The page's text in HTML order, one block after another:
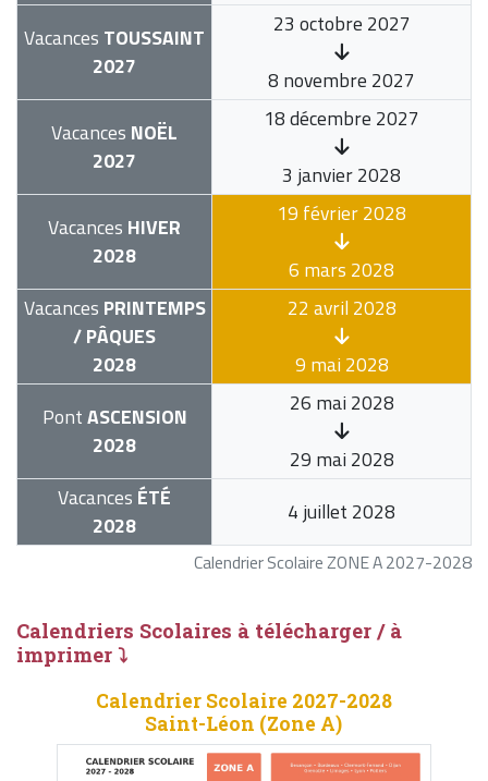
Calendrier Scolaire ZONE A 2027-2028
Vacances TOUSSAINT
2027
23 octobre 2027
8 novembre 2027
Vacances NOËL
2027
18 décembre 2027
3 janvier 2028
Vacances HIVER
2028
19 février 2028
6 mars 2028
Vacances PRINTEMPS
/ PÂQUES
2028
22 avril 2028
9 mai 2028
PontASCENSION
2028
26 mai 2028
29 mai 2028
Vacances ÉTÉ
2028
4 juillet 2028
Calendriers Scolaires à télécharger / à
imprimer ⤵
Calendrier Scolaire 2027-2028
Saint-Léon (Zone A)